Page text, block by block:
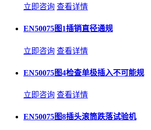
立即咨询 查看详情
EN50075图1插销直径通规
立即咨询 查看详情
EN50075图4检查单极插入不可能规
立即咨询 查看详情
EN50075图8插头滚筒跌落试验机